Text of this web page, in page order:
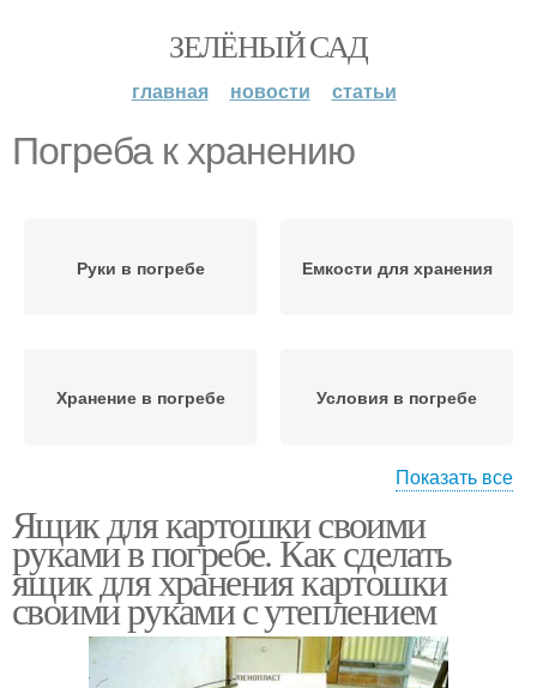
ЗЕЛЁНЫЙ САД
главная новости статьи
Погреба к хранению
Руки в погребе Емкости для хранения
Хранение в погребе Условия в погребе
Правильное хранение Погреба для картофеля
Отсеки под хранение Картофель в погребе
Показать все
Ящик для картошки своими
руками в погребе. Как сделать
ящик для хранения картошки
своими руками с утеплением